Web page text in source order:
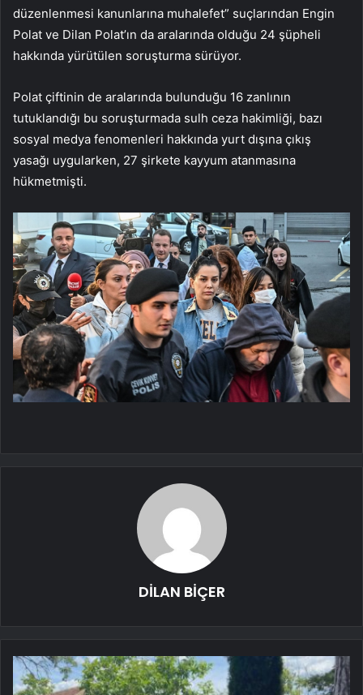
düzenlenmesi kanunlarına muhalefet” suçlarından Engin
Polat ve Dilan Polat’ın da aralarında olduğu 24 şüpheli
hakkında yürütülen soruşturma sürüyor.
Polat çiftinin de aralarında bulunduğu 16 zanlının
tutuklandığı bu soruşturmada sulh ceza hakimliği, bazı
sosyal medya fenomenleri hakkında yurt dışına çıkış
yasağı uygularken, 27 şirkete kayyum atanmasına
hükmetmişti.
DİLAN BİÇER